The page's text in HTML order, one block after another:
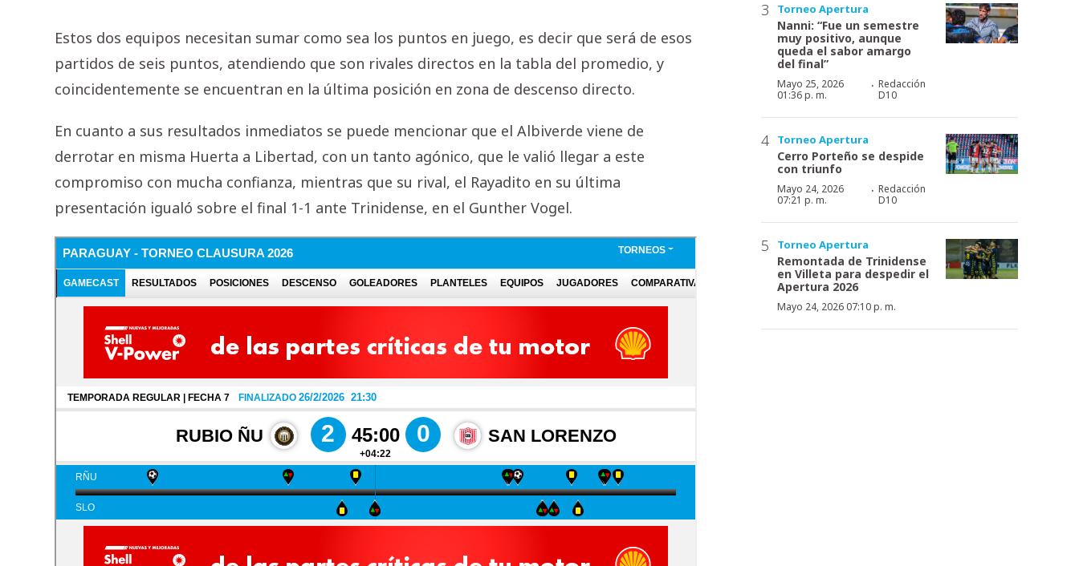
Estos dos equipos necesitan sumar como sea los puntos en juego, es decir que será de esos
partidos de seis puntos, atendiendo que son rivales directos en la tabla del promedio, y
coincidentemente se encuentran en la última posición en zona de descenso directo.
En cuanto a sus resultados inmediatos se puede mencionar que el Albiverde viene de
derrotar en misma Huerta a Libertad, con un tanto agónico, que le valió llegar a este
compromiso con mucha confianza, mientras que su rival, el Rayadito en su última
presentación igualó sobre el final 1-1 ante Trinidense, en el Gunther Vogel.
Torneo Apertura
Nanni: “Fue un semestre
muy positivo, aunque
queda el sabor amargo
del final”
Mayo 25, 2026
01:36 p. m.
· Redacción
D10
Torneo Apertura
Cerro Porteño se despide
con triunfo
Mayo 24, 2026
07:21 p. m.
· Redacción
D10
Torneo Apertura
Remontada de Trinidense
en Villeta para despedir el
Apertura 2026
Mayo 24, 2026 07:10 p. m.